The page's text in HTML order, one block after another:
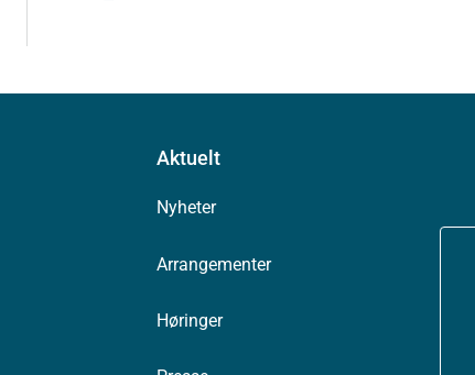
Aktuelt
Nyheter
Arrangementer
Høringer